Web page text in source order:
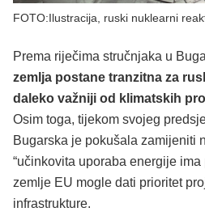
FOTO:Ilustracija, ruski nuklearni
Prema riječima stručnjaka u
zemlja postane tranzitna za
daleko važniji od klimatskih
Osim toga, tijekom svojeg
Bugarska je pokušala zamijeniti
“učinkovita uporaba energije ima
zemlje EU mogle dati prioritet
infrastrukture.